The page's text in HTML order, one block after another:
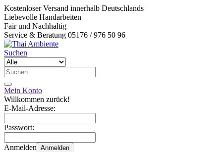
Kostenloser Versand innerhalb Deutschlands
Liebevolle Handarbeiten
Fair und Nachhaltig
Service & Beratung 05176 / 976 50 96
Suchen
Mein Konto
Willkommen zurück!
E-Mail-Adresse:
Passwort:
Anmelden Anmelden